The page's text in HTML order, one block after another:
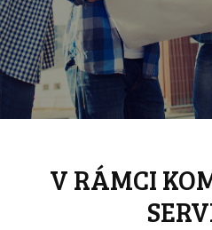
V RÁMCI